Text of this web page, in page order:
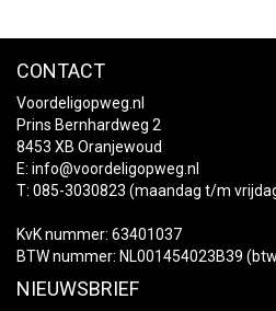
CONTACT
Voordeligopweg.nl
Prins Bernhardweg 2
8453 XB Oranjewoud
E: info@voordeligopweg.nl
T: 085-3030823 (maandag t/m
KvK nummer: 63401037
BTW nummer: NL001454023B39
NIEUWSBRIEF